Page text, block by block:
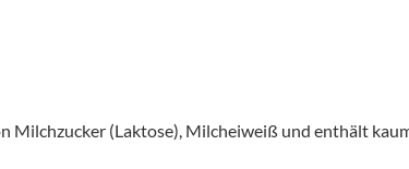
Milchzucker (Laktose), Milcheiweiß und enthält